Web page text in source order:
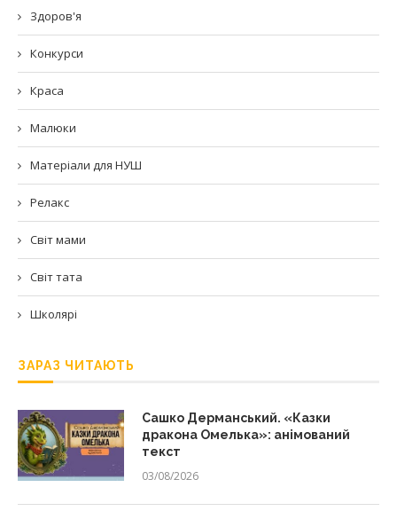
Здоров'я
Конкурси
Краса
Малюки
Матеріали для НУШ
Релакс
Світ мами
Світ тата
Школярі
ЗАРАЗ ЧИТАЮТЬ
Сашко Дерманський. «Казки
дракона Омелька»: анімований
текст
03/08/2026